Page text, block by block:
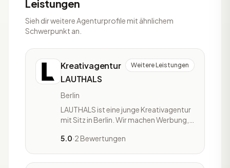
Leistungen
Sieh dir weitere Agenturprofile mit ähnlichem
Schwerpunkt an.
Kreativagentur
LAUTHALS
Weitere Leistungen
Berlin
LAUTHALS ist eine junge Kreativagentur
mit Sitz in Berlin. Wir machen Werbung,
aber nie so laut, dass es nervt.
Zugang zur Zielgruppe aufbaut, sich aus
5.0·2 Bewertungen